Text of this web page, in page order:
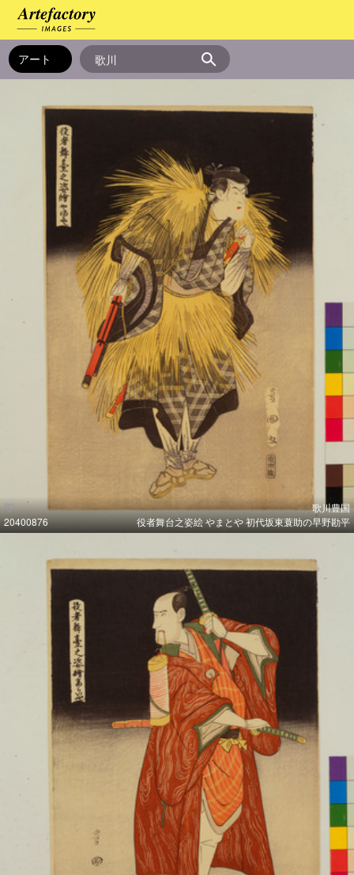
20400876
歌川豊国
役者舞台之姿絵 やまとや 初代坂東蓑助の早野勘平